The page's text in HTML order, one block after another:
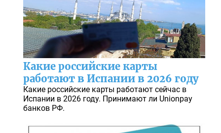
Какие российские карты
работают в Испании в 2026 году
Какие российские карты работают сейчас в
Испании в 2026 году. Принимают ли Unionpay
банков РФ.